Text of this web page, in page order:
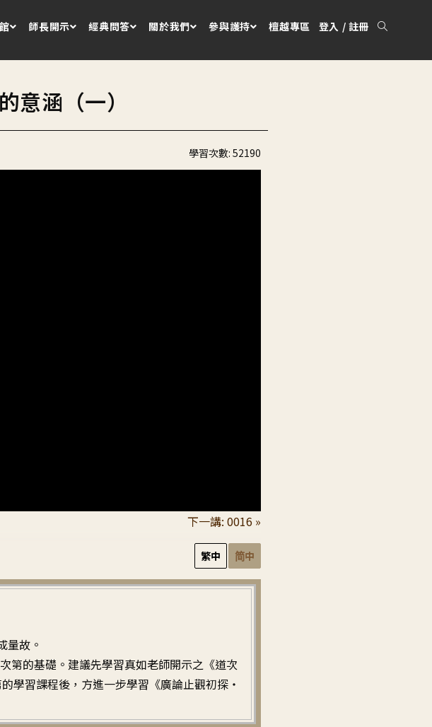
師長開示 經典問答 關於我們 參與護持 檀越專區 登入 / 註冊
涵（一）
學習次數: 52190
下一講: 0016 »
繁中 简中
故。
第的基礎。建議先學習真如老師開示之《道次
學習課程後，方進一步學習《廣論止觀初探・